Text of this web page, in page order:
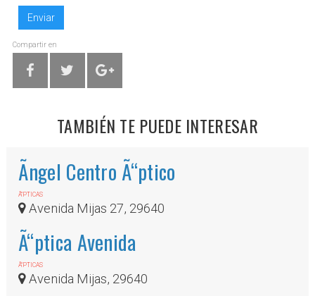
Enviar
Compartir en
TAMBIÉN TE PUEDE INTERESAR
Ãngel Centro Ã“ptico
Ã“PTICAS
Avenida Mijas 27, 29640
Ã“ptica Avenida
Ã“PTICAS
Avenida Mijas, 29640